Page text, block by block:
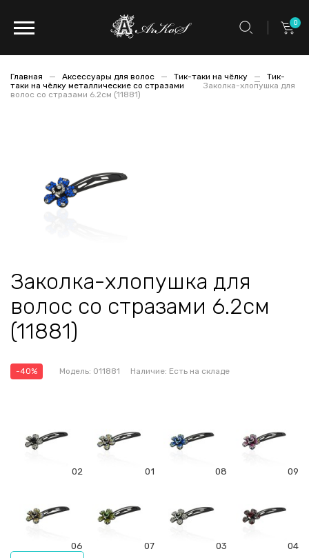
0
Главная Аксессуары для волос Тик-таки на чёлку
Тик-
таки на чёлку металлические со стразами
Заколка-хлопушка для
волос со стразами 6.2см (11881)
Заколка-хлопушка для
волос со стразами 6.2см
(11881)
-40% Модель: 011881 Наличие: Есть на складе
02 01 08 09
06 07 03 04